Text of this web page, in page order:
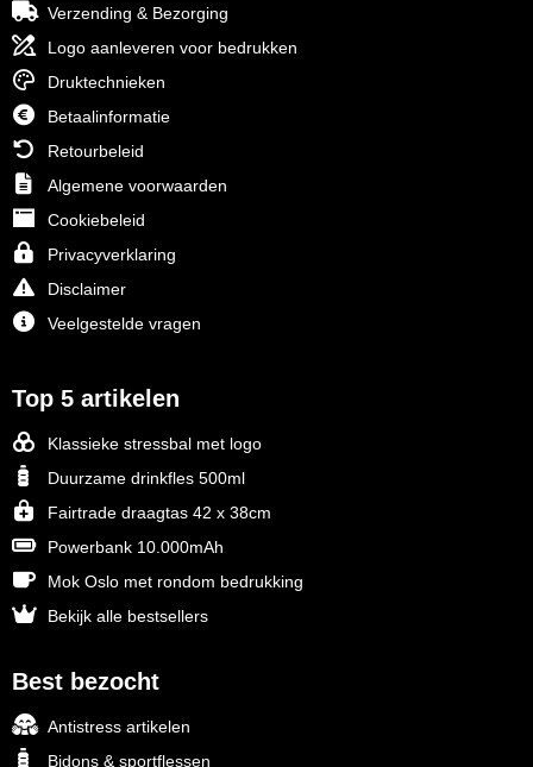
Verzending & Bezorging
Logo aanleveren voor bedrukken
Druktechnieken
Betaalinformatie
Retourbeleid
Algemene voorwaarden
Cookiebeleid
Privacyverklaring
Disclaimer
Veelgestelde vragen
Top 5 artikelen
Klassieke stressbal met logo
Duurzame drinkfles 500ml
Fairtrade draagtas 42 x 38cm
Powerbank 10.000mAh
Mok Oslo met rondom bedrukking
Bekijk alle bestsellers
Best bezocht
Antistress artikelen
Bidons & sportflessen